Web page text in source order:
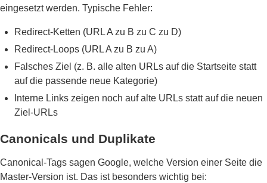
eingesetzt werden. Typische Fehler:
Redirect-Ketten (URL A zu B zu C zu D)
Redirect-Loops (URL A zu B zu A)
Falsches Ziel (z. B. alle alten URLs auf die Startseite statt
auf die passende neue Kategorie)
Interne Links zeigen noch auf alte URLs statt auf die neuen
Ziel-URLs
Canonicals und Duplikate
Canonical-Tags sagen Google, welche Version einer Seite die
Master-Version ist. Das ist besonders wichtig bei: